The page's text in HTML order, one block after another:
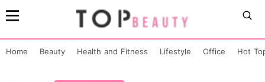
Home Beauty Health and Fitness Lifestyle Office Hot